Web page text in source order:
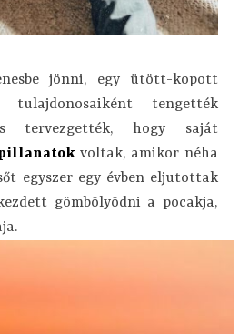
jönni, egy ütött-kopott
tengették
tervezgették, hogy saját
voltak, amikor néha
egyszer egy évben eljutottak
gömbölyödni a pocakja,